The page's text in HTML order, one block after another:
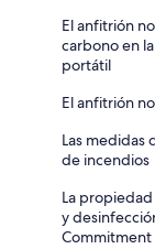
El anfitrión
carbono en
portátil
El anfitrión
Las
de incendios
La
y
Commitment